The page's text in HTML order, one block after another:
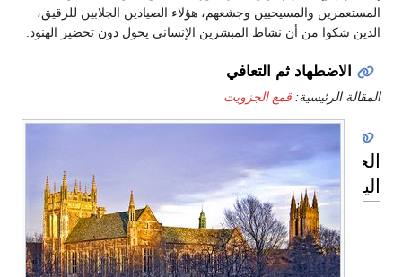
المستعمرين والمسيحيين وجشعهم، هؤلاء الصيادين الجلابين للرقيق،
الذين شكوا من أن نشاط المبشرين الإنساني يحول دون تحضير الهنود.
الاضطهاد ثم التعافي
المقالة الرئيسية: قمع الجزويت
الجزويت
اليوم